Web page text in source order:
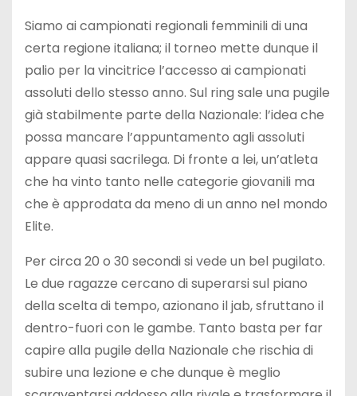
Siamo ai campionati regionali femminili di una
certa regione italiana; il torneo mette dunque il
palio per la vincitrice l’accesso ai campionati
assoluti dello stesso anno. Sul ring sale una pugile
già stabilmente parte della Nazionale: l’idea che
possa mancare l’appuntamento agli assoluti
appare quasi sacrilega. Di fronte a lei, un’atleta
che ha vinto tanto nelle categorie giovanili ma
che è approdata da meno di un anno nel mondo
Elite.
Per circa 20 o 30 secondi si vede un bel pugilato.
Le due ragazze cercano di superarsi sul piano
della scelta di tempo, azionano il jab, sfruttano il
dentro-fuori con le gambe. Tanto basta per far
capire alla pugile della Nazionale che rischia di
subire una lezione e che dunque è meglio